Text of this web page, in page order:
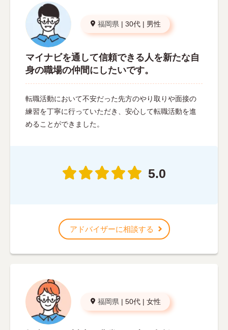
福岡県 | 30代 | 男性
マイナビを通して信頼できる人を新たな自
身の職場の仲間にしたいです。
転職活動において不安だった先方のやり取りや面接の
練習を丁寧に行っていただき、安心して転職活動を進
めることができました。
5.0
アドバイザーに相談する
福岡県 | 50代 | 女性